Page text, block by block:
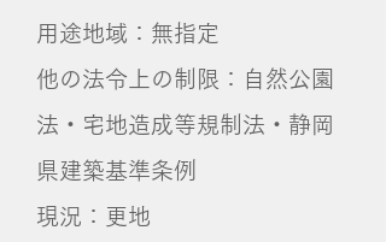
用途地域：無指定
他の法令上の制限：自然公園
法・宅地造成等規制法・静岡
県建築基準条例
現況：更地